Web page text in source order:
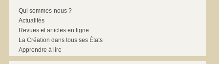
Qui sommes-nous ?
Actualités
Revues et articles en ligne
La Création dans tous ses États
Apprendre à lire